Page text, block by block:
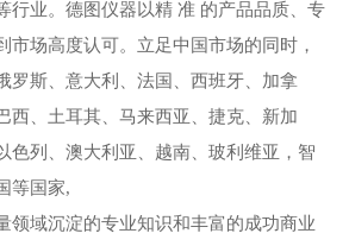
行业。德图仪器以精 准 的产品品质、专
市场高度认可。立足中国市场的同时，
罗斯、意大利、法国、西班牙、加拿
西、土耳其、马来西亚、捷克、新加
色列、澳大利亚、越南、玻利维亚，智
等国家,
领域沉淀的专业知识和丰富的成功商业